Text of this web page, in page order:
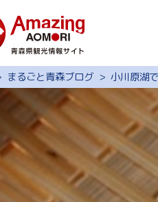
特集
スポット・
モデルコー
旅の予約
観光ガイド
まるごと青森ブログ 小川原湖